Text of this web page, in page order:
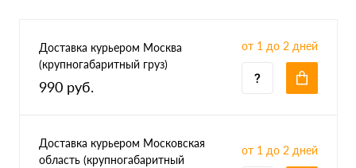
Доставка курьером Москва
(крупногабаритный груз)
990 руб.
от 1 до 2 дней
Доставка курьером Московская
область (крупногабаритный
от 1 до 2 дней